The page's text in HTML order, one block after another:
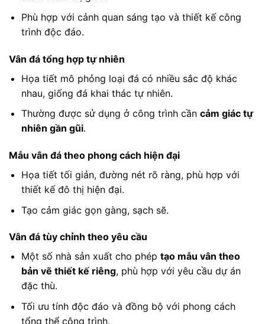
Phù hợp với cảnh quan sáng tạo và thiết kế công
trình độc đáo.
Vân đá tổng hợp tự nhiên
Họa tiết mô phỏng loại đá có nhiều sắc độ khác
nhau, giống đá khai thác tự nhiên.
Thường được sử dụng ở công trình cần cảm giác tự
nhiên gần gũi.
Mẫu vân đá theo phong cách hiện đại
Họa tiết tối giản, đường nét rõ ràng, phù hợp với
thiết kế đô thị hiện đại.
Tạo cảm giác gọn gàng, sạch sẽ.
Vân đá tùy chỉnh theo yêu cầu
Một số nhà sản xuất cho phép tạo mẫu vân theo
bản vẽ thiết kế riêng, phù hợp với yêu cầu dự án
đặc thù.
Tối ưu tính độc đáo và đồng bộ với phong cách
tổng thể công trình.